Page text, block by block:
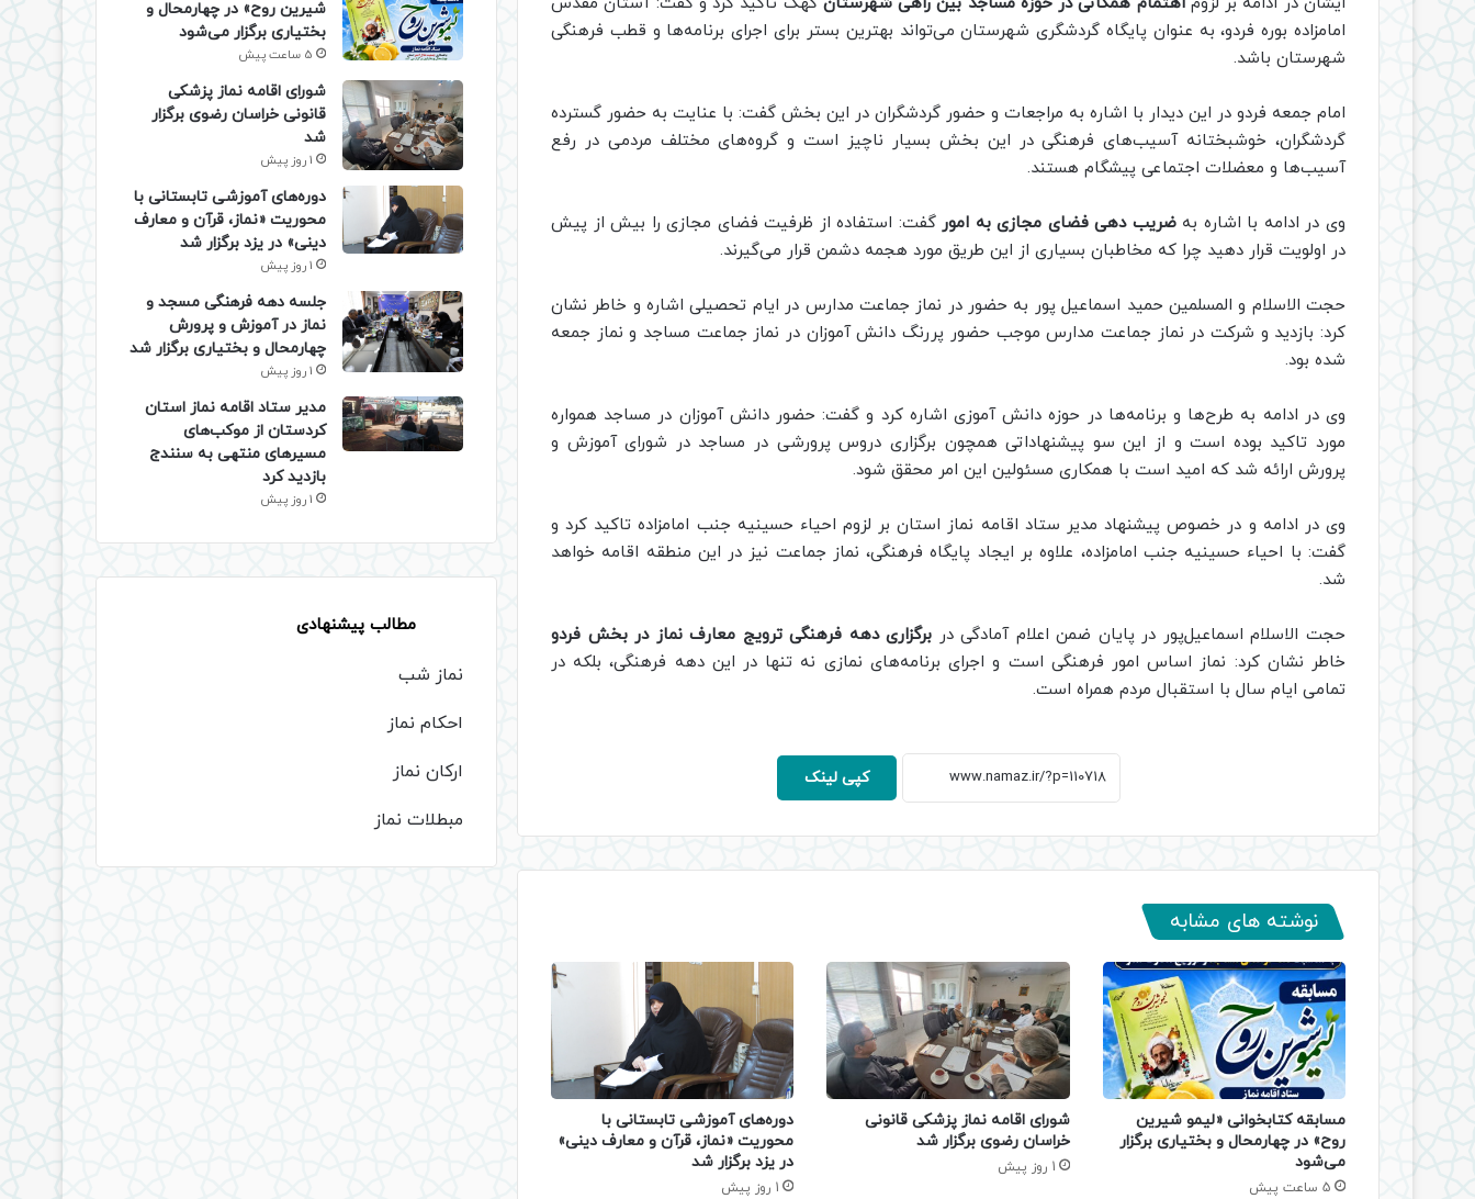
امامزاده بوره فردو، به عنوان پایگاه گردشگری شهرستان می‌تواند بهترین بستر برای اجرای برنامه‌ها و قطب فرهنگی
شهرستان باشد.
امام جمعه فردو در این دیدار با اشاره به مراجعات و حضور گردشگران در این بخش گفت: با عنایت به حضور گسترده
گردشگران، خوشبختانه آسیب‌های فرهنگی در این بخش بسیار ناچیز است و گروه‌های مختلف مردمی در رفع
آسیب‌ها و معضلات اجتماعی پیشگام هستند.
وی در ادامه با اشاره بهضریب دهی فضای مجازی به امور گفت: استفاده از ظرفیت فضای مجازی را بیش از پیش
در اولویت قرار دهید چرا که مخاطبان بسیاری از این طریق مورد هجمه دشمن قرار می‌گیرند.
حجت الاسلام و المسلمین حمید اسماعیل پور به حضور در نماز جماعت مدارس در ایام تحصیلی اشاره و خاطر نشان
کرد: بازدید و شرکت در نماز جماعت مدارس موجب حضور پررنگ دانش آموزان در نماز جماعت مساجد و نماز جمعه
شده بود.
وی در ادامه به طرح‌ها و برنامه‌ها در حوزه دانش‌ آموزی اشاره کرد و گفت: حضور دانش آموزان در مساجد همواره
مورد تاکید بوده است و از این سو پیشنهاداتی همچون برگزاری دروس پرورشی در مساجد در شورای آموزش و
پرورش ارائه شد که امید است با همکاری مسئولین این امر محقق شود.
وی در ادامه و در خصوص پیشنهاد مدیر ستاد اقامه نماز استان بر لزوم احیاء حسینیه جنب امامزاده تاکید کرد و
گفت: با احیاء حسینیه جنب امامزاده، علاوه بر ایجاد پایگاه فرهنگی، نماز جماعت نیز در این منطقه اقامه خواهد
شد.
حجت الاسلام اسماعیل‌پور در پایان ضمن اعلام آمادگی در برگزاری دهه فرهنگی ترویج معارف نماز در بخش فردو
خاطر نشان کرد: نماز اساس امور فرهنگی است و اجرای برنامه‌های نمازی نه تنها در این دهه فرهنگی، بلکه در
تمامی ایام سال با استقبال مردم همراه است.
کپی لینک
نوشته های مشابه
مسابقه کتابخوانی «لیمو شیرین
روح» در چهارمحال و بختیاری برگزار
می‌شود
5 ساعت پیش
شورای اقامه نماز پزشکی قانونی
خراسان رضوی برگزار شد
1 روز پیش
دوره‌های آموزشی تابستانی با
محوریت «نماز، قرآن و معارف دینی»
در یزد برگزار شد
1 روز پیش
شیرین روح» در چهارمحال و
بختیاری برگزار می‌شود
5 ساعت پیش
شورای اقامه نماز پزشکی
قانونی خراسان رضوی برگزار
شد
1 روز پیش
دوره‌های آموزشی تابستانی با
محوریت «نماز، قرآن و معارف
دینی» در یزد برگزار شد
1 روز پیش
جلسه دهه فرهنگی مسجد و
نماز در آموزش و پرورش
چهارمحال و بختیاری برگزار شد
1 روز پیش
مدیر ستاد اقامه نماز استان
کردستان از موکب‌های
مسیرهای منتهی به سنندج
بازدید کرد
1 روز پیش
مطالب پیشنهادی
نماز شب
احکام نماز
ارکان نماز
مبطلات نماز